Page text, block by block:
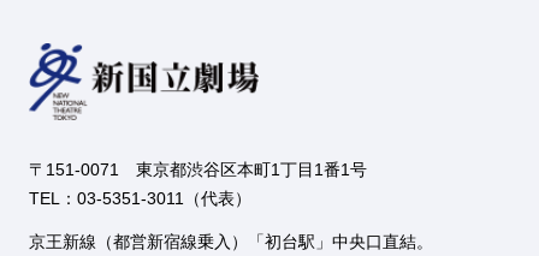
〒151-0071 東京都渋谷区本町1丁目1番1号
TEL：03-5351-3011（代表）
京王新線（都営新宿線乗入）「初台駅」中央口直結。